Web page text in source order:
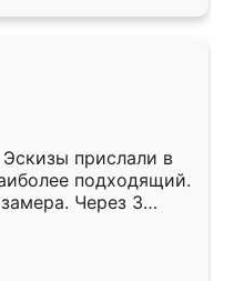
прислали в
подходящий.
Через 3
Остались
Ренессанс
работу!